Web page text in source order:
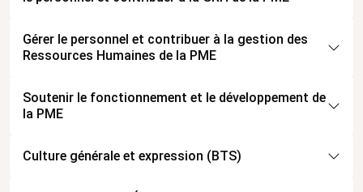
Gérer le personnel et contribuer à la gestion des
Ressources Humaines de la PME
Soutenir le fonctionnement et le développement de
la PME
Culture générale et expression (BTS)